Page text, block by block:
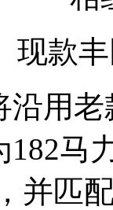
现款丰
沿用
马
并匹